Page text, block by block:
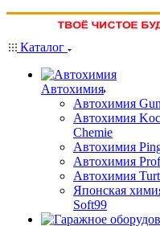
Каталог
Автохимия
Автохимия
Автохимия
Chemie
Автохимия
Автохимия
Автохимия
Японская
Soft99